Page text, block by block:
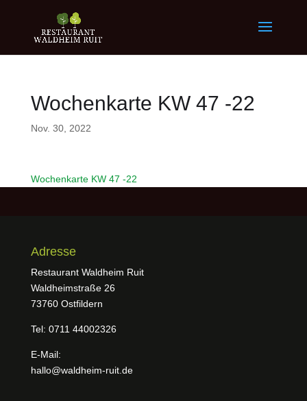
Wochenkarte KW 47 -22
Nov. 30, 2022
Wochenkarte KW 47 -22
Adresse
Restaurant Waldheim Ruit
Waldheimstraße 26
73760 Ostfildern
Tel: 0711 44002326
E-Mail:
hallo@waldheim-ruit.de